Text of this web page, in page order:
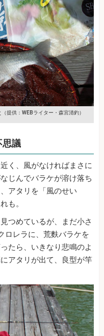
（提供：WEBライター・森宮清釣）
思議
く、風がなければまさに
じんでバラケが溶け落ち
アタリを「風のせい
も。
つめているが、まだ小さ
ロレラに、荒麩バラケを
たら、いきなり悲鳴のよ
アタリが出て、良型が竿